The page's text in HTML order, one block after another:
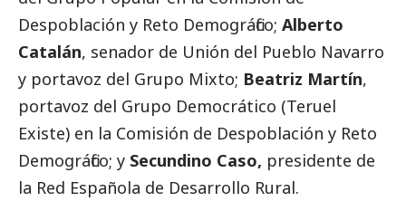
Despoblación y Reto Demográfico; Alberto
Catalán, senador de Unión del Pueblo Navarro
y portavoz del Grupo Mixto; Beatriz Martín,
portavoz del Grupo Democrático (Teruel
Existe) en la Comisión de Despoblación y Reto
Demográfico; y Secundino Caso, presidente de
la Red Española de Desarrollo Rural.